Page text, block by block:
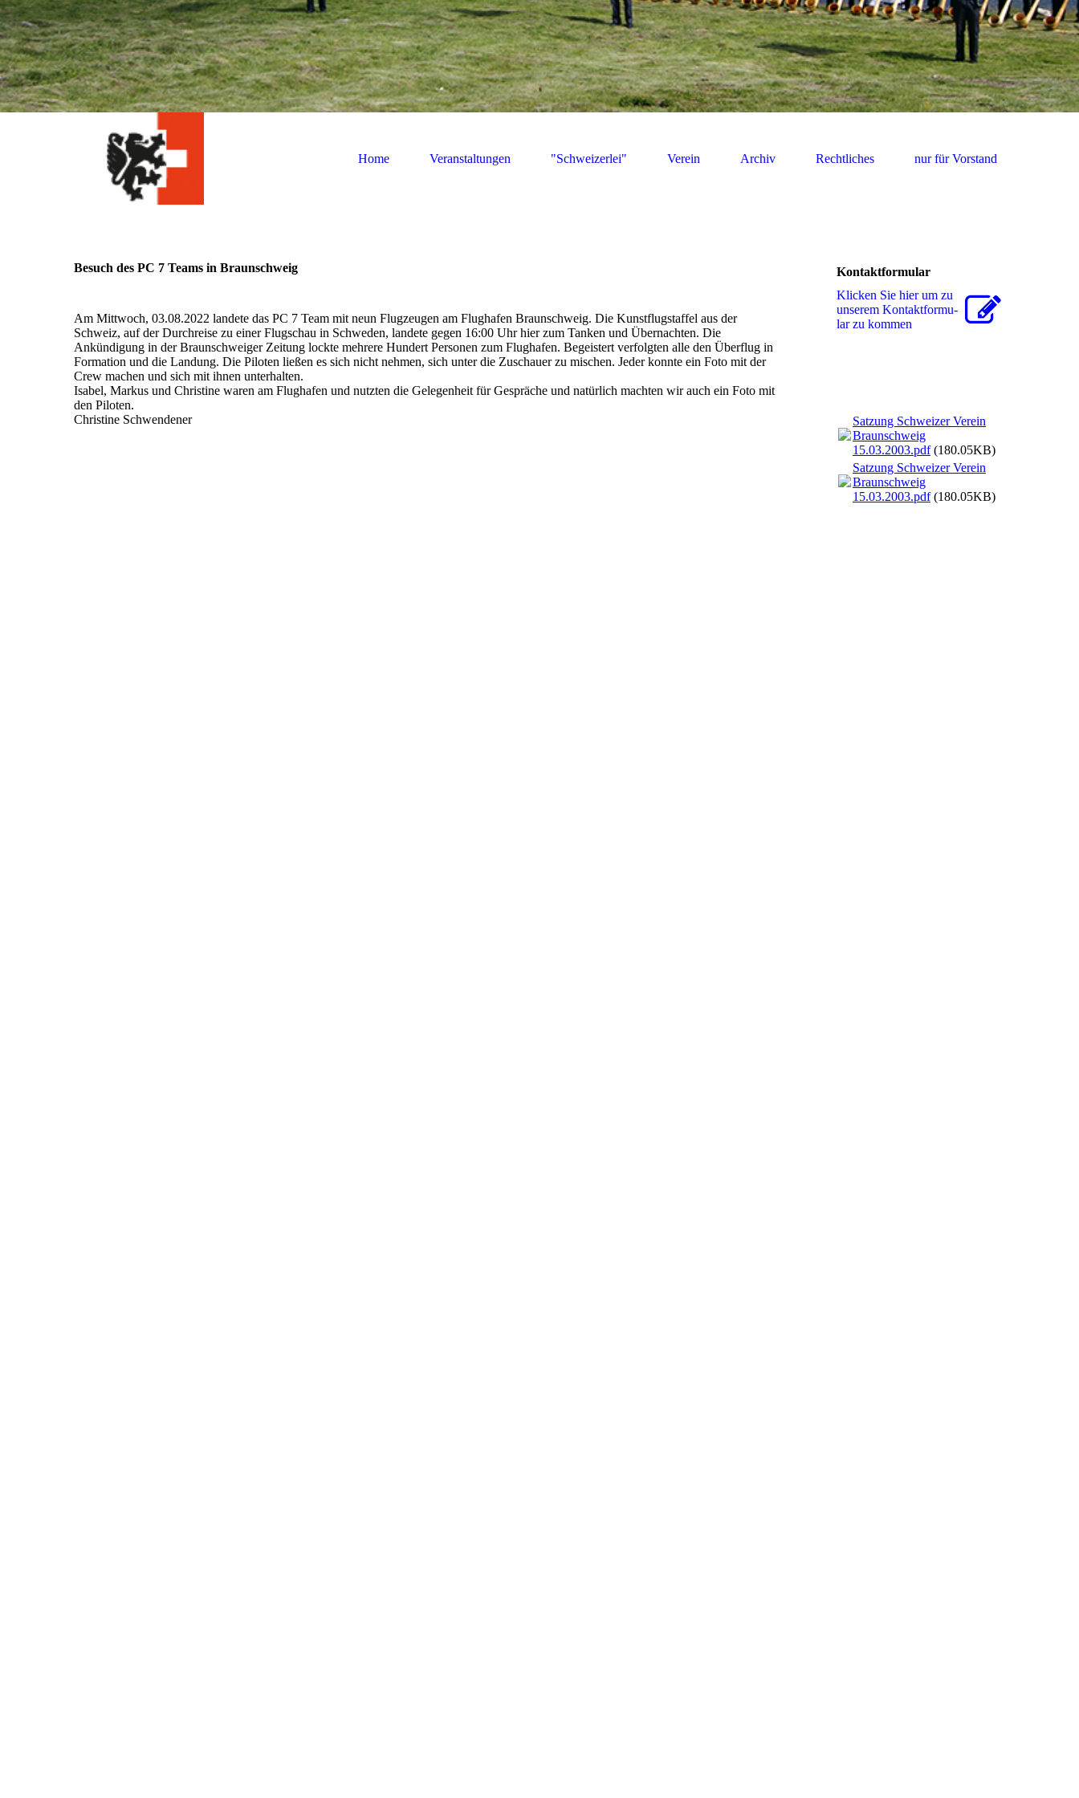
Home Veranstaltungen "Schweizerlei" Verein Archiv Rechtliches nur für Vorstand
Besuch des PC 7 Teams in Braunschweig
Am Mittwoch, 03.08.2022 landete das PC 7 Team mit neun Flugzeugen am Flughafen Braunschweig. Die Kunstflugstaffel aus der
Schweiz, auf der Durchreise zu einer Flugschau in Schweden, landete gegen 16:00 Uhr hier zum Tanken und Übernachten. Die
Ankündigung in der Braunschweiger Zeitung lockte mehrere Hundert Personen zum Flughafen. Begeistert verfolgten alle den Überflug in
Formation und die Landung. Die Piloten ließen es sich nicht nehmen, sich unter die Zuschauer zu mischen. Jeder konnte ein Foto mit der
Crew machen und sich mit ihnen unterhalten.
Isabel, Markus und Christine waren am Flughafen und nutzten die Gelegenheit für Gespräche und natürlich machten wir auch ein Foto mit
den Piloten.
Christine Schwendener
Kontaktformular
Klicken Sie hier um zu
unserem Kon­takt­for­mu­
lar zu kommen
Satzung Schweizer Verein
Braunschweig
15.03.2003.pdf(180.05KB)
Satzung Schweizer Verein
Braunschweig
15.03.2003.pdf(180.05KB)